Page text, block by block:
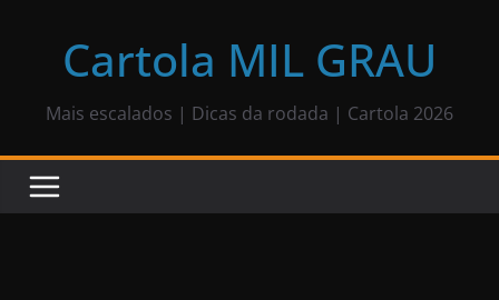
Cartola MIL GRAU
Mais escalados | Dicas da rodada | Cartola 2026